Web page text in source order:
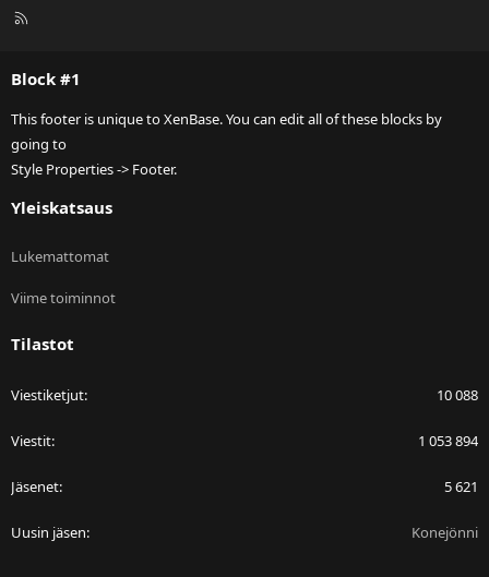
R
Block #1
This footer is unique to XenBase. You can edit all of these blocks by
going to
Style Properties -> Footer.
Yleiskatsaus
Lukemattomat
Viime toiminnot
Tilastot
Viestiketjut 10 088
Viestit 1 053 894
Jäsenet 5 621
Uusin jäsen Konejönni